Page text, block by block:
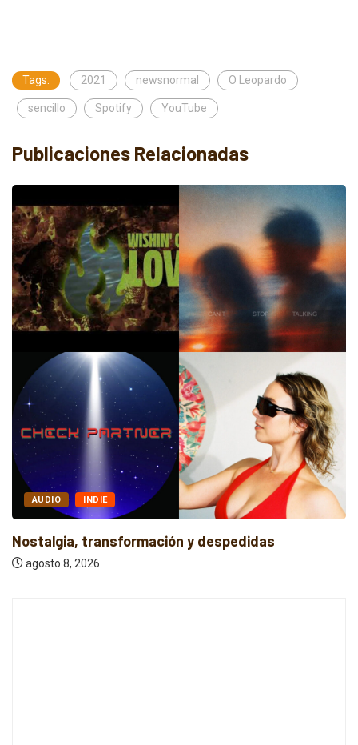
Tags: 2021 newsnormal O Leopardo
sencillo Spotify YouTube
Publicaciones Relacionadas
ALTERNATIVO POP
Entre la Melodía y la Rebeldía
agosto 8, 2026